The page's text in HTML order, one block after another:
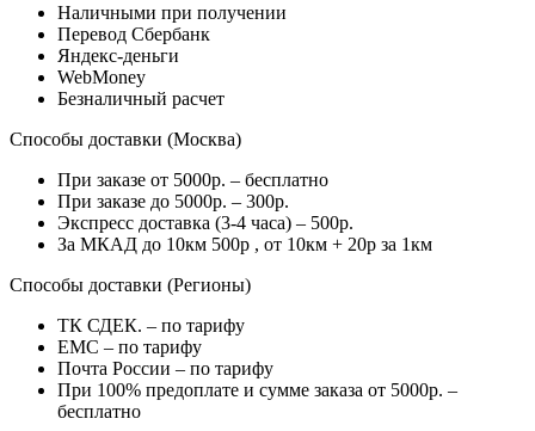
Наличными при получении
Перевод Сбербанк
Яндекс-деньги
WebMoney
Безналичный расчет
Способы доставки (Москва)
При заказе от 5000р. – бесплатно
При заказе до 5000р. – 300р.
Экспресс доставка (3-4 часа) – 500р.
За МКАД до 10км 500р , от 10км + 20р за 1км
Способы доставки (Регионы)
ТК СДЕК. – по тарифу
EMC – по тарифу
Почта России – по тарифу
При 100% предоплате и сумме заказа от 5000р. –
бесплатно